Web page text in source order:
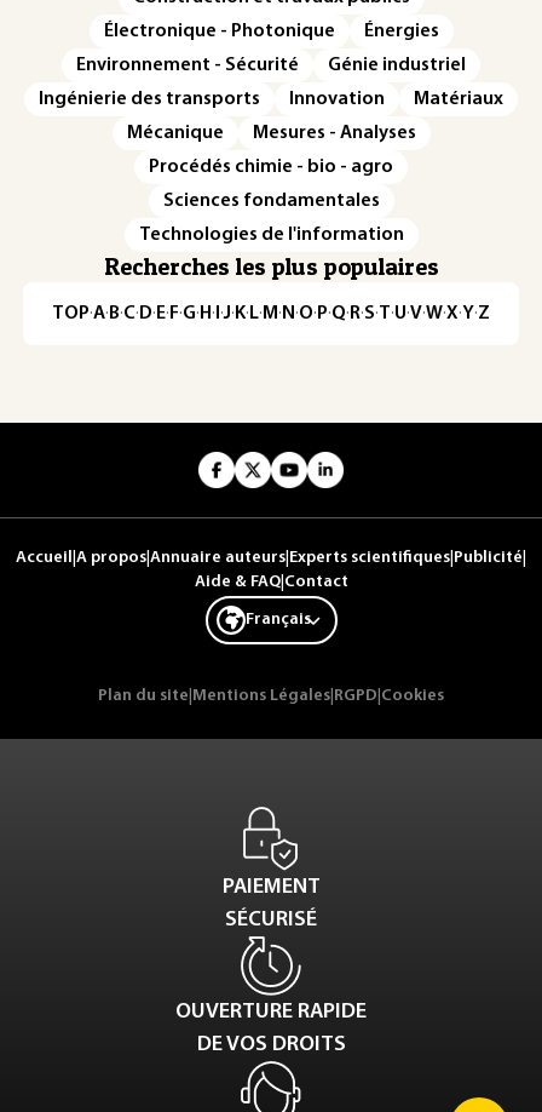
Électronique - Photonique
Énergies
Environnement - Sécurité
Génie industriel
Ingénierie des transports
Innovation
Matériaux
Mécanique
Mesures - Analyses
Procédés chimie - bio - agro
Sciences fondamentales
Technologies de l'information
Recherches les plus populaires
TOP·A·B·C· D· E· F·G· H · ·J· K· L· M · N ·O· P·Q· R·S·T·U·V·W·X·Y·Z
Accueil A propos Annuaire auteurs Experts scientifiques Publicité
Aide & FAQ| Contact
Français
Plan du site Mentions Légales RGPD Cookies
PAIEMENT
SÉCURISÉ
OUVERTURE RAPIDE
DE VOS DROITS